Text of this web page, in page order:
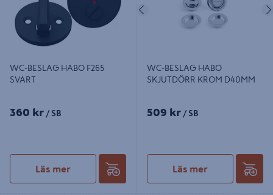
WC-BESLAG HABO F265
SVART
360 kr / SB
Läs mer
Föregående
WC-BESLAG HABO
SKJUTDÖRR KROM D40MM
509 kr / SB
Läs mer